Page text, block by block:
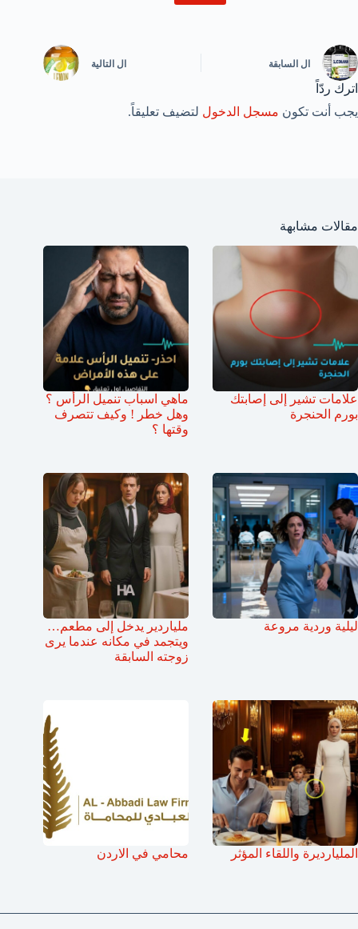
ال السابقة ال التالية
اترك ردّاً
يجب أنت تكون مسجل الدخول لتضيف تعليقاً.
مقالات مشابهة
علامات تشير إلى إصابتك
بورم الحنجرة
ماهي اسباب تنميل الرأس ؟
وهل خطر ! وكيف تتصرف
وقتها ؟
ليلية وردية مروعة
ملياردير يدخل إلى مطعم…
ويتجمد في مكانه عندما يرى
زوجته السابقة
المليارديرة واللقاء المؤثر محامي في الاردن